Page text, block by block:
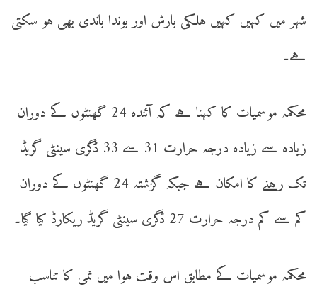
شہر میں کہیں کہیں ہلکی بارش اور بوندا باندی بھی ہو سکتی
ہے۔
محکمہ موسمیات کا کہنا ہے کہ آئندہ 24 گھنٹوں کے دوران
زیادہ سے زیادہ درجہ حرارت 31 سے 33 ڈگری سینٹی گریڈ
تک رہنے کا امکان ہے جبکہ گزشتہ 24 گھنٹوں کے دوران
کم سے کم درجہ حرارت 27 ڈگری سینٹی گریڈ ریکارڈ کیا گیا۔
محکمہ موسمیات کے مطابق اس وقت ہوا میں نمی کا تناسب